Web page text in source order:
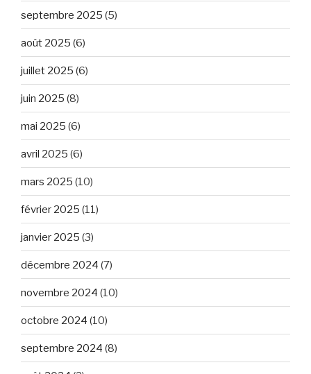
septembre 2025 (5)
août 2025 (6)
juillet 2025 (6)
juin 2025 (8)
mai 2025 (6)
avril 2025 (6)
mars 2025 (10)
février 2025 (11)
janvier 2025 (3)
décembre 2024 (7)
novembre 2024 (10)
octobre 2024 (10)
septembre 2024 (8)